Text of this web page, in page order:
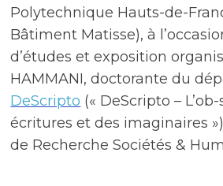
Polytechnique Hauts-de-
Bâtiment Matisse), à
d’études et exposition
HAMMANI, doctorante du
DeScripto (« DeScripto –
écritures et des imaginaires
de Recherche Sociétés &